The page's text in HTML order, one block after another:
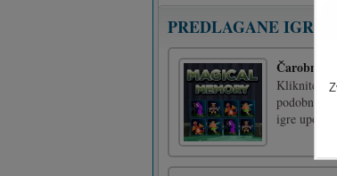
PREDLAGANE IGRE
Čarobni
Kliknite
podobnimi
igre